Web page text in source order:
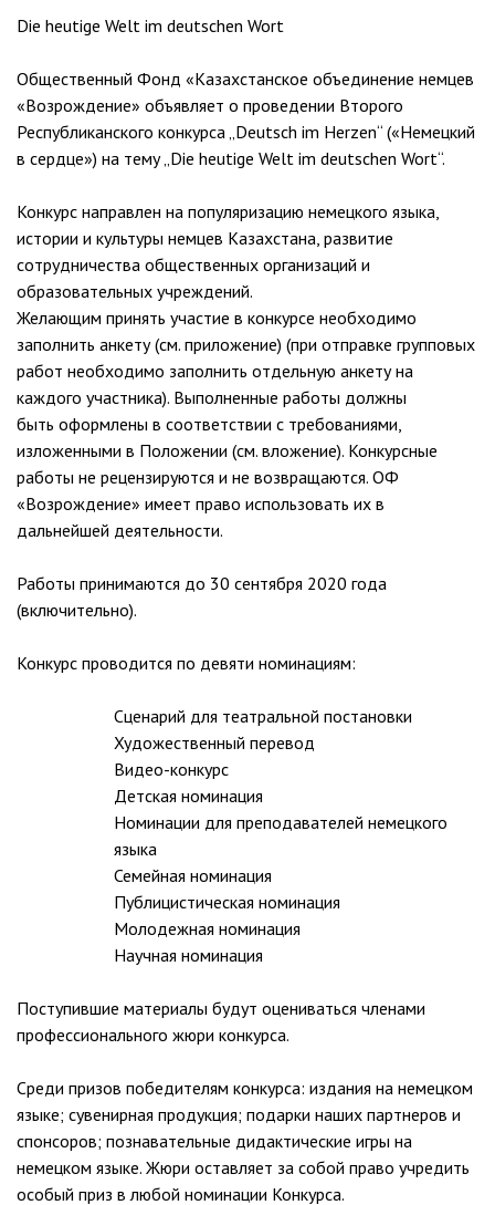
Die heutige Welt im deutschen Wort
Общественный Фонд «Казахстанское объединение немцев
«Возрождение» объявляет о проведении Второго
Республиканского конкурса „Deutsch im Herzen“ («Немецкий
в сердце») на тему „Die heutige Welt im deutschen Wort“.
Конкурс направлен на популяризацию немецкого языка,
истории и культуры немцев Казахстана, развитие
сотрудничества общественных организаций и
образовательных учреждений.
Желающим принять участие в конкурсе необходимо
заполнить анкету (см. приложение) (при отправке групповых
работ необходимо заполнить отдельную анкету на
каждого участника). Выполненные работы должны
быть оформлены в соответствии с требованиями,
изложенными в Положении (см. вложение). Конкурсные
работы не рецензируются и не возвращаются. ОФ
«Возрождение» имеет право использовать их в
дальнейшей деятельности.
Работы принимаются до 30 сентября 2020 года
(включительно).
Конкурс проводится по девяти номинациям:
Сценарий для театральной постановки
Художественный перевод
Видео-конкурс
Детская номинация
Номинации для преподавателей немецкого
языка
Семейная номинация
Публицистическая номинация
Молодежная номинация
Научная номинация
Поступившие материалы будут оцениваться членами
профессионального жюри конкурса.
Среди призов победителям конкурса: издания на немецком
языке; сувенирная продукция; подарки наших партнеров и
спонсоров; познавательные дидактические игры на
немецком языке. Жюри оставляет за собой право учредить
особый приз в любой номинации Конкурса.